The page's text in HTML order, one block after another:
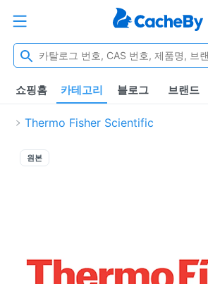
쇼핑홈 카테고리 블로그 브랜드
Thermo Fisher Scientific
원본